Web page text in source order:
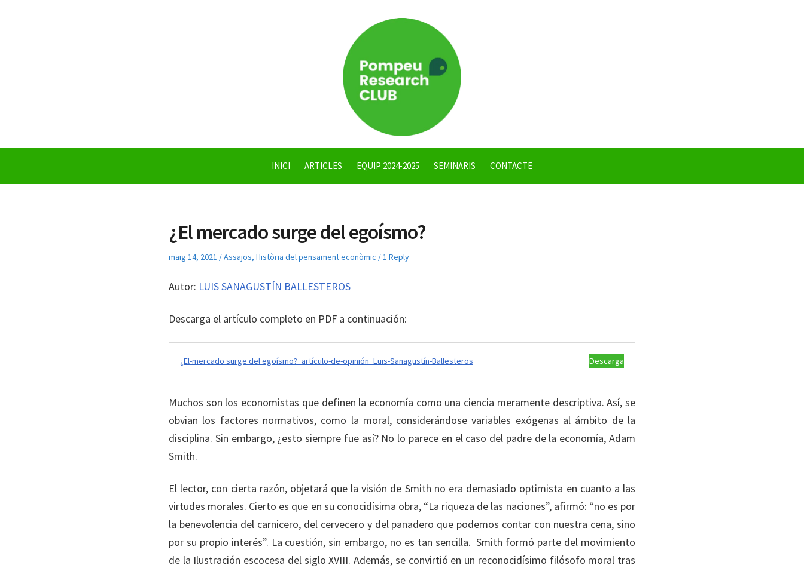
Pompeu
Research
INICI ARTICLES EQUIP 2024-2025 SEMINARIS CONTACTE
¿El mercado surge del egoísmo?
Posted
maig 14, 2021
Posted
Assajos, Història del pensament econòmic 1 Reply
Autor: LUIS SANAGUSTÍN BALLESTEROS
Descarga el artículo completo en PDF a continuación:
¿El-mercado surge del egoísmo?_artículo-de-opinión_Luis-Sanagustín-Ballesteros Descarga
Muchos son los economistas que definen la economía como una ciencia meramente descriptiva. Así, se
obvian los factores normativos, como la moral, considerándose variables exógenas al ámbito de la
disciplina. Sin embargo, ¿esto siempre fue así? No lo parece en el caso del padre de la economía, Adam
Smith.
El lector, con cierta razón, objetará que la visión de Smith no era demasiado optimista en cuanto a las
virtudes morales. Cierto es que en su conocidísima obra, “La riqueza de las naciones”, afirmó: “no es por
la benevolencia del carnicero, del cervecero y del panadero que podemos contar con nuestra cena, sino
por su propio interés”. La cuestión, sin embargo, no es tan sencilla. Smith formó parte del movimiento
de la Ilustración escocesa del siglo XVIII. Además, se convirtió en un reconocidísimo filósofo moral tras